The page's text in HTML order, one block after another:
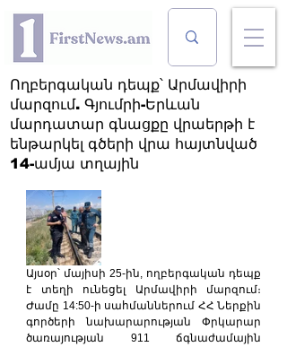
Ողբերգական դեպք՝ Արմավիրի
մարզում. Գյումրի-Երևան
մարդատար գնացքը վրաերթի է
ենթարկել գծերի վրա հայտնված
14-ամյա տղային
Այսօր՝ մայիսի 25-ին, ողբերգական դեպք
է տեղի ունեցել Արմավիրի մարզում։
Ժամը 14:50-ի սահմաններում ՀՀ Ներքին
գործերի նախարարության Փրկարար
ծառայության 911 ճգնաժամային